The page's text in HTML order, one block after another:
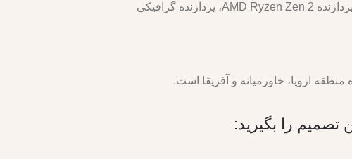
هر دو مدل از نظر سخت‌افزاری و عملکرد تفاوتی ندارند و هر دو دارای مشخصات فنی مشابهی هستند، از جمله پردازنده AMD Ryzen Zen 2، پردازنده گرافیکی